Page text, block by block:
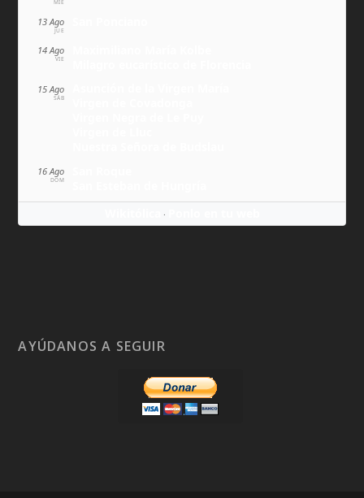
MIÉ
13 Ago
JUE
14 Ago
VIE
15 Ago
SÁB
16 Ago
DOM
·
AYÚDANOS A SEGUIR